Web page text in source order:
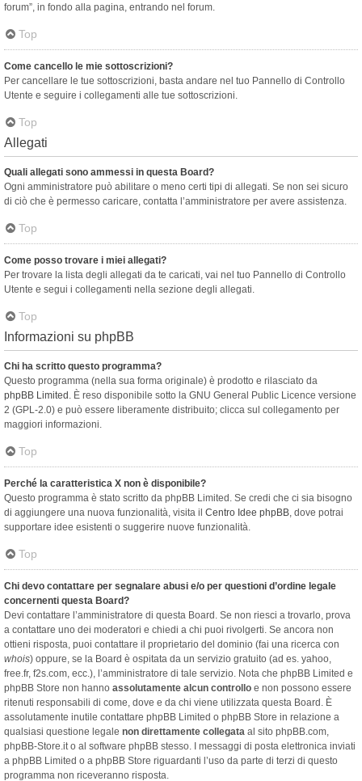
forum”, in fondo alla pagina, entrando nel forum.
Top
Come cancello le mie sottoscrizioni?
Per cancellare le tue sottoscrizioni, basta andare nel tuo Pannello di Controllo
Utente e seguire i collegamenti alle tue sottoscrizioni.
Top
Allegati
Quali allegati sono ammessi in questa Board?
Ogni amministratore può abilitare o meno certi tipi di allegati. Se non sei sicuro
di ciò che è permesso caricare, contatta l’amministratore per avere assistenza.
Top
Come posso trovare i miei allegati?
Per trovare la lista degli allegati da te caricati, vai nel tuo Pannello di Controllo
Utente e segui i collegamenti nella sezione degli allegati.
Top
Informazioni su phpBB
Chi ha scritto questo programma?
Questo programma (nella sua forma originale) è prodotto e rilasciato da
phpBB Limited . È reso disponibile sotto la GNU General Public Licence versione
2 (GPL-2.0) e può essere liberamente distribuito; clicca sul collegamento per
maggiori informazioni.
Top
Perché la caratteristica X non è disponibile?
Questo programma è stato scritto da phpBB Limited. Se credi che ci sia bisogno
di aggiungere una nuova funzionalità, visita il Centro Idee phpBB, dove potrai
supportare idee esistenti o suggerire nuove funzionalità.
Top
Chi devo contattare per segnalare abusi e/o per questioni d’ordine legale
concernenti questa Board?
Devi contattare l’amministratore di questa Board. Se non riesci a trovarlo, prova
a contattare uno dei moderatori e chiedi a chi puoi rivolgerti. Se ancora non
ottieni risposta, puoi contattare il proprietario del dominio (fai una ricerca con
whois) oppure, se la Board è ospitata da un servizio gratuito (ad es. yahoo,
free.fr, f2s.com, ecc.), l’amministratore di tale servizio. Nota che phpBB Limited e
phpBB Store non hanno assolutamente alcun controllo e non possono essere
ritenuti responsabili di come, dove e da chi viene utilizzata questa Board. È
assolutamente inutile contattare phpBB Limited o phpBB Store in relazione a
qualsiasi questione legale non direttamente collegata al sito phpBB.com,
phpBB-Store.it o al software phpBB stesso. I messaggi di posta elettronica inviati
a phpBB Limited o a phpBB Store riguardanti l’uso da parte di terzi di questo
programma non riceveranno risposta.